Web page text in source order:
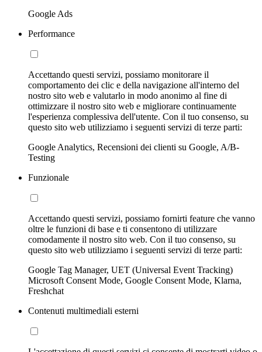
Google Ads
Performance
Accettando questi servizi, possiamo monitorare il
comportamento dei clic e della navigazione all'interno del
nostro sito web e valutarlo in modo anonimo al fine di
ottimizzare il nostro sito web e migliorare continuamente
l'esperienza complessiva dell'utente. Con il tuo consenso, su
questo sito web utilizziamo i seguenti servizi di terze parti:
Google Analytics, Recensioni dei clienti su Google, A/B-
Testing
Funzionale
Accettando questi servizi, possiamo fornirti feature che vanno
oltre le funzioni di base e ti consentono di utilizzare
comodamente il nostro sito web. Con il tuo consenso, su
questo sito web utilizziamo i seguenti servizi di terze parti:
Google Tag Manager, UET (Universal Event Tracking)
Microsoft Consent Mode, Google Consent Mode, Klarna,
Freshchat
Contenuti multimediali esterni